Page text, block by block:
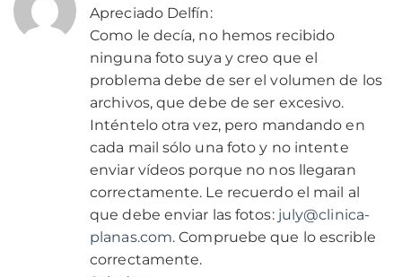
Apreciado Delfín:
Como le decía, no hemos recibido
ninguna foto suya y creo que el
problema debe de ser el volumen de los
archivos, que debe de ser excesivo.
Inténtelo otra vez, pero mandando en
cada mail sólo una foto y no intente
enviar vídeos porque no nos llegaran
correctamente. Le recuerdo el mail al
que debe enviar las fotos: july@clinica-
planas.com. Compruebe que lo escrible
correctamente.